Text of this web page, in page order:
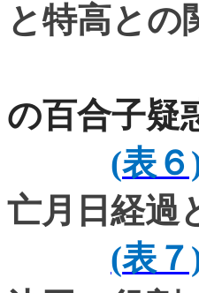
と特高との
の百合子疑
(表６
亡月日経過
(表７